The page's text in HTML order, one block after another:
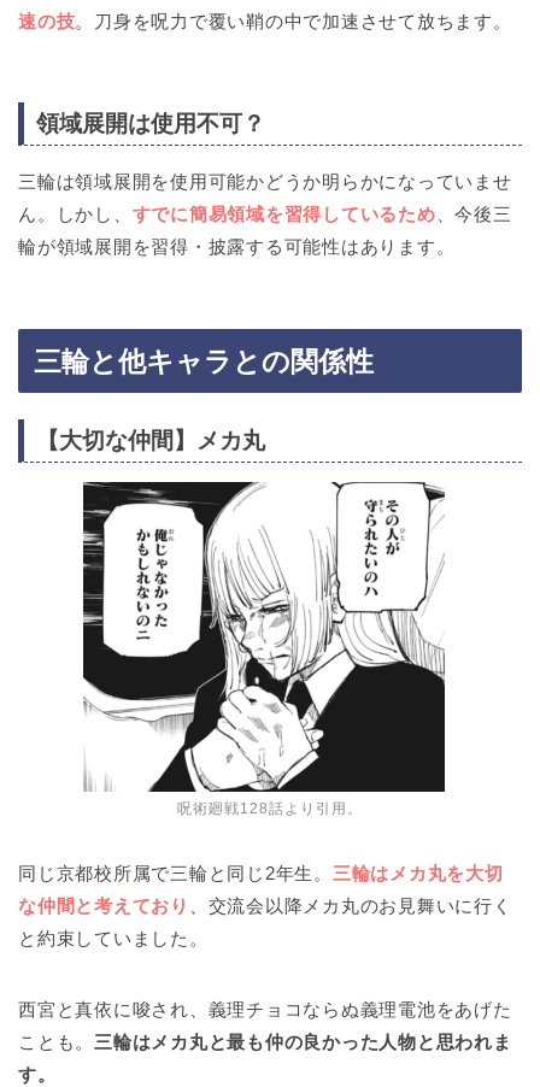
速の技。刀身を呪力で覆い鞘の中で加速させて放ちます。
領域展開は使用不可？
三輪は領域展開を使用可能かどうか明らかになっていませ
ん。しかし、 すでに簡易領域を習得しているため 、今後三
輪が領域展開を習得・披露する可能性はあります。
三輪と他キャラとの関係性
【大切な仲間】メカ丸
呪術廻戦128話より引用。
同じ京都校所属で三輪と同じ2年生。 三輪はメカ丸を大切
な仲間と考えており
、交流会以降メカ丸のお見舞いに行く
と約束していました。
西宮と真依に唆され、義理チョコならぬ義理電池をあげた
ことも。 三輪はメカ丸と最も仲の良かった人物と思われま
す。